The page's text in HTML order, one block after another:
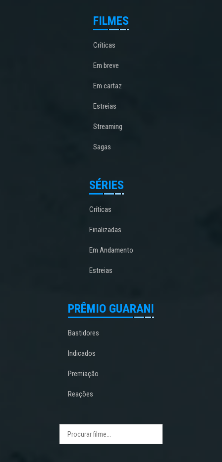
FILMES
Críticas
Em breve
Em cartaz
Estreias
Streaming
Sagas
SÉRIES
Críticas
Finalizadas
Em Andamento
Estreias
PRÊMIO GUARANI
Bastidores
Indicados
Premiação
Reações